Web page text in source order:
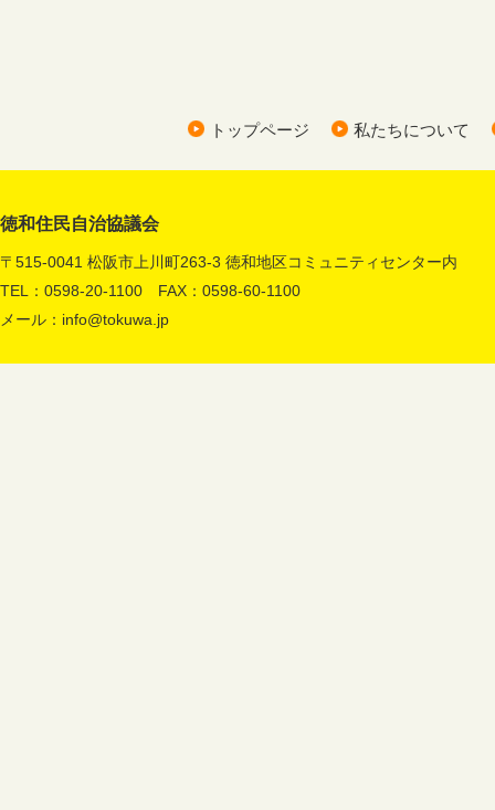
トップページ 私たちについて
徳和住民自治協議会
〒515-0041 松阪市上川町263-3 徳和地区コミュニティセンター内
TEL：0598-20-1100 FAX：0598-60-1100
メール： info@tokuwa.jp